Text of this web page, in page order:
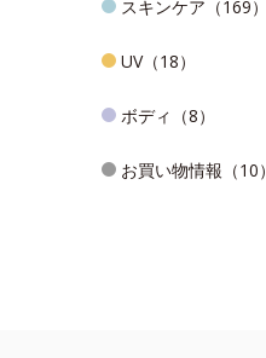
スキンケア（169）
UV（18）
ボディ（8）
お買い物情報（10）